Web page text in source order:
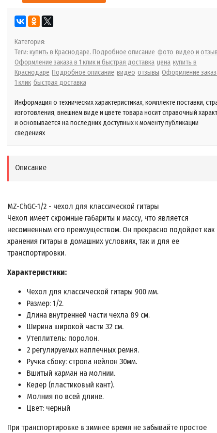
Категория:
Теги: купить в Краснодаре. Подробное описание фото видео и
Оформление заказа в 1 клик и быстрая доставка цена купить в
Краснодаре Подробное описание видео отзывы Оформление
1 клик быстрая доставка
Информация о технических характеристиках, комплекте поставки,
изготовления, внешнем виде и цвете товара носит справочный
и основывается на последних доступных к моменту публикации
сведениях
Описание
MZ-ChGC-1/2 - чехол для классической гитары
Чехол имеет скромные габариты и массу, что является
несомненным его преимуществом. Он прекрасно подойдет как
хранения гитары в домашних условиях, так и для ее
транспортировки.
Характеристики:
Чехол для классической гитары 900 мм.
Размер: 1/2.
Длина внутренней части чехла 89 см.
Ширина широкой части 32 см.
Утеплитель: поролон.
2 регулируемых наплечных ремня.
Ручка сбоку: стропа нейлон 30мм.
Вшитый карман на молнии.
Кедер (пластиковый кант).
Молния по всей длине.
Цвет: черный
При транспортировке в зимнее время не забывайте простое